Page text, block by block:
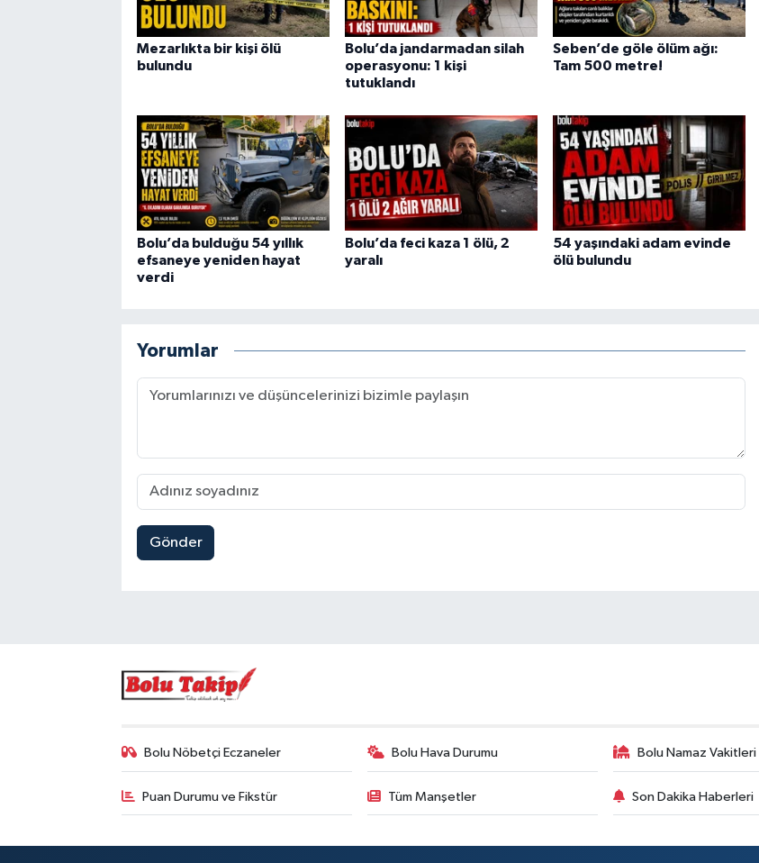
Mezarlıkta bir kişi ölü
bulundu
Bolu’da jandarmadan silah
operasyonu: 1 kişi
tutuklandı
Seben’de göle ölüm ağı:
Tam 500 metre!
Bolu’da bulduğu 54 yıllık
efsaneye yeniden hayat
verdi
Bolu’da feci kaza 1 ölü, 2
yaralı
54 yaşındaki adam evinde
ölü bulundu
Yorumlar
Gönder
Bolu Nöbetçi Eczaneler Bolu Hava Durumu Bolu Namaz Vakitleri
Puan Durumu ve Fikstür Tüm Manşetler Son Dakika Haberleri